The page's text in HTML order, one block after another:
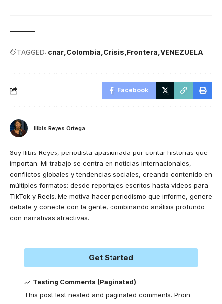
TAGGED: cnar Colombia Crisis Frontera VENEZUELA
Facebook
Ilibis Reyes Ortega
Soy Ilibis Reyes, periodista apasionada por contar historias que
importan. Mi trabajo se centra en noticias internacionales,
conflictos globales y tendencias sociales, creando contenido en
múltiples formatos: desde reportajes escritos hasta videos para
TikTok y Reels. Me motiva hacer periodismo que informe, genere
debate y conecte con la gente, combinando análisis profundo
con narrativas atractivas.
Get Started
Testing Comments (Paginated)
This post test nested and paginated comments. Proin